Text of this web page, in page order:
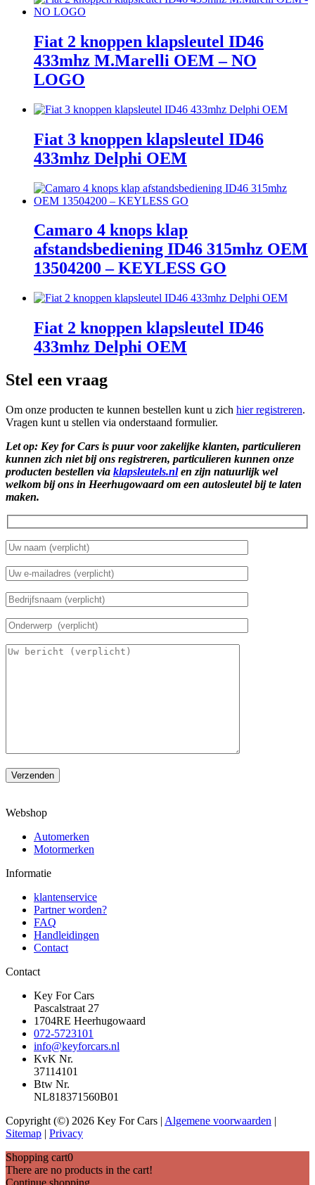
Fiat 2 knoppen klapsleutel ID46
433mhz M.Marelli OEM – NO
LOGO
Fiat 3 knoppen klapsleutel ID46
433mhz Delphi OEM
Camaro 4 knops klap
afstandsbediening ID46 315mhz OEM
13504200 – KEYLESS GO
Fiat 2 knoppen klapsleutel ID46
433mhz Delphi OEM
Stel een vraag
Om onze producten te kunnen bestellen kunt u zich hier registreren.
Vragen kunt u stellen via onderstaand formulier.
Let op: Key for Cars is puur voor zakelijke klanten, particulieren
kunnen zich niet bij ons registreren, particulieren kunnen onze
producten bestellen via klapsleutels.nlen zijn natuurlijk wel
welkom bij ons in Heerhugowaard om een autosleutel bij te laten
maken.
Verzenden
Webshop
Automerken
Motormerken
Informatie
klantenservice
Partner worden?
FAQ
Handleidingen
Contact
Contact
Key For Cars
Pascalstraat 27
1704RE Heerhugowaard
072-5723101
info@keyforcars.nl
KvK Nr.
37114101
Btw Nr.
NL818371560B01
Copyright (©) 2026 Key For Cars | Algemene voorwaarden |
Sitemap | Privacy
Shopping cart0
There are no products in the cart!
Continue shopping